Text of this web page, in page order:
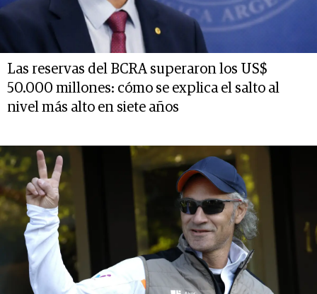
Las reservas del BCRA superaron los US$
50.000 millones: cómo se explica el salto al
nivel más alto en siete años